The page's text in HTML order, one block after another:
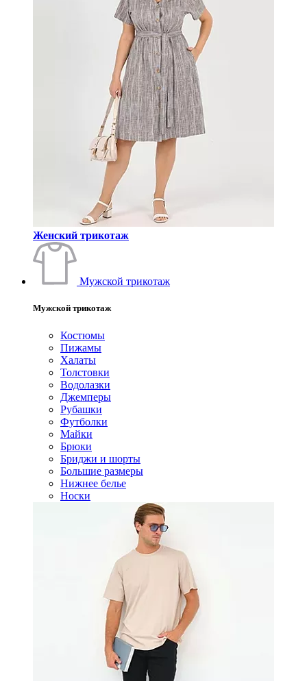
Женский трикотаж
Мужской трикотаж
Мужской трикотаж
Костюмы
Пижамы
Халаты
Толстовки
Водолазки
Джемперы
Рубашки
Футболки
Майки
Брюки
Бриджи и шорты
Большие размеры
Нижнее белье
Носки